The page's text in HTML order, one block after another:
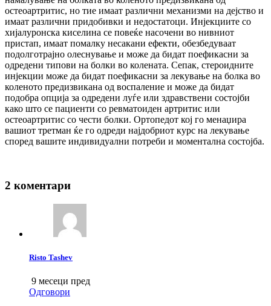
остеоартритис, но тие имаат различни механизми на дејство и
имаат различни придобивки и недостатоци. Инјекциите со
хијалуронска киселина се повеќе насочени во нивниот
пристап, имаат помалку несакани ефекти, обезбедуваат
подолготрајно олеснување и може да бидат поефикасни за
одредени типови на болки во колената. Сепак, стероидните
инјекции може да бидат поефикасни за лекување на болка во
коленото предизвикана од воспаление и може да бидат
подобра опција за одредени луѓе или здравствени состојби
како што се пациенти со ревматоиден артритис или
остеоартритис со чести болки. Ортопедот кој го менаџира
вашиот третман ќе го одреди најдобриот курс на лекување
според вашите индивидуални потреби и моментална состојба.
2 коментари
Risto Tashev
9 месеци пред
Одговори